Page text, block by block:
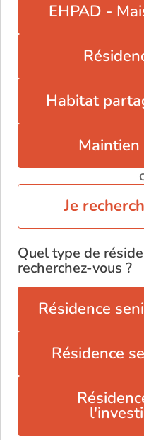
EHPAD -
Habitat
Maintien
Je
Quel type de
recherchez-vous ?
Résidence
Résidence